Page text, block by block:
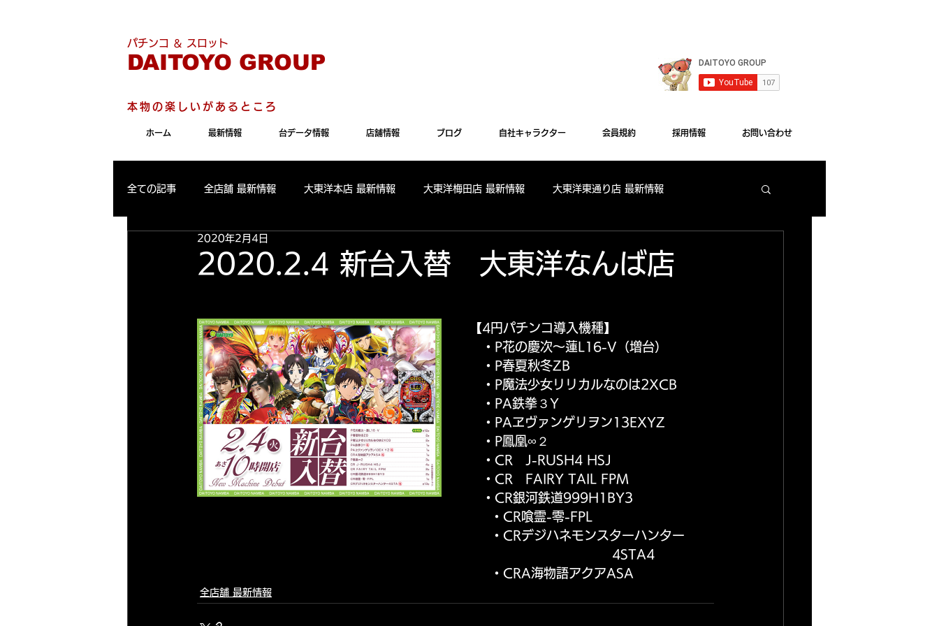
パチンコ ＆ スロット
DAITOYO GROUP
本物の楽しいがあるところ
ホーム 最新情報 台データ情報 店舗情報 ブログ 自社キャラクター 会員規約 採用情報 お問い合わせ
全ての記事 全店舗 最新情報 大東洋本店 最新情報 大東洋梅田店 最新情報 大東洋東通り店 最新情報
パールサーティーン 最新情報
大東洋梅田店 サービス 大東洋東通り店 サービス パールサーティーン サービス
2020.2.4 新台入替 大東洋なんば店
2020年2月4日
【4円パチンコ導入機種】
・P花の慶次～蓮L16-V（増台）
・P春夏秋冬ZB
・P魔法少女リリカルなのは2XCB
・PA鉄拳３Y
・PAヱヴァンゲリヲン13EXYZ
・P鳳凰∞２
・CR　J-RUSH4 HSJ
・CR　FAIRY TAIL FPM
・CR銀河鉄道999H1BY3
・CR喰霊-零-FPL
・CRデジハネモンスターハンター
4STA4
・CRA海物語アクアASA
全店舗 最新情報